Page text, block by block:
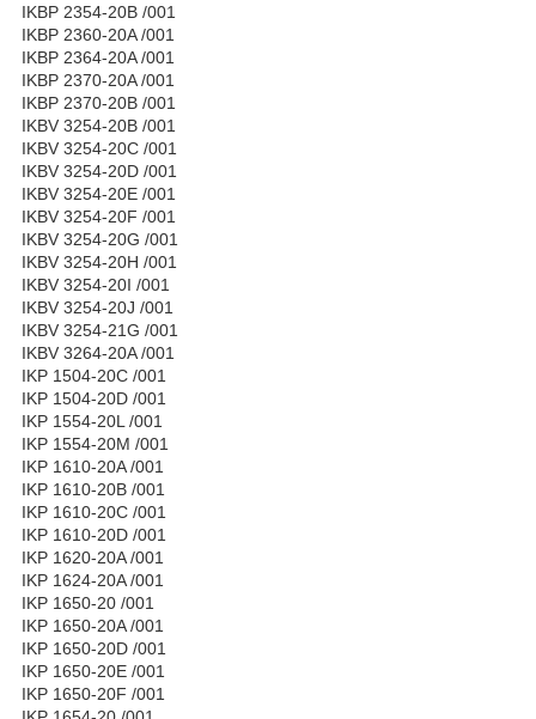
IKBP 2354-20B /001
IKBP 2360-20A /001
IKBP 2364-20A /001
IKBP 2370-20A /001
IKBP 2370-20B /001
IKBV 3254-20B /001
IKBV 3254-20C /001
IKBV 3254-20D /001
IKBV 3254-20E /001
IKBV 3254-20F /001
IKBV 3254-20G /001
IKBV 3254-20H /001
IKBV 3254-20I /001
IKBV 3254-20J /001
IKBV 3254-21G /001
IKBV 3264-20A /001
IKP 1504-20C /001
IKP 1504-20D /001
IKP 1554-20L /001
IKP 1554-20M /001
IKP 1610-20A /001
IKP 1610-20B /001
IKP 1610-20C /001
IKP 1610-20D /001
IKP 1620-20A /001
IKP 1624-20A /001
IKP 1650-20 /001
IKP 1650-20A /001
IKP 1650-20D /001
IKP 1650-20E /001
IKP 1650-20F /001